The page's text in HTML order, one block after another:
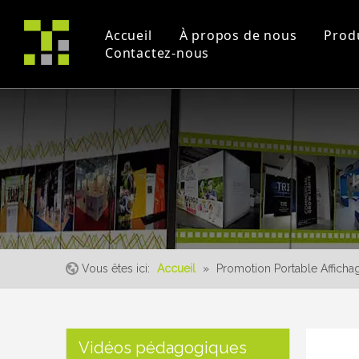
Accueil À propos de nous
Contactez-nous
Vous êtes ici: Accueil » Promotion Portable
Vidéos pédagogiques